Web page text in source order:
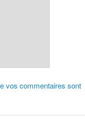
vos commentaires sont